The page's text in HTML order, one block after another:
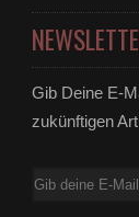
Gib Deine E-
zukünftigen
E-